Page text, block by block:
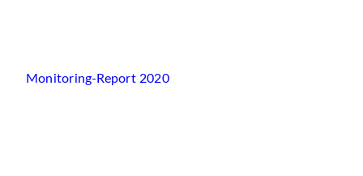
Monitoring-Report 2020